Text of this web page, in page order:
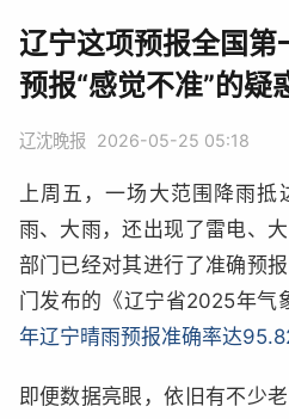
辽宁这项预报全国第
预报“感觉不准”的疑
辽沈晚报 2026-05-25 05:18
上周五，一场大范围降雨抵
雨、大雨，还出现了雷电、
部门已经对其进行了准确预
门发布的《辽宁省2025年气
年辽宁晴雨预报准确率达
即便数据亮眼，依旧有不少老